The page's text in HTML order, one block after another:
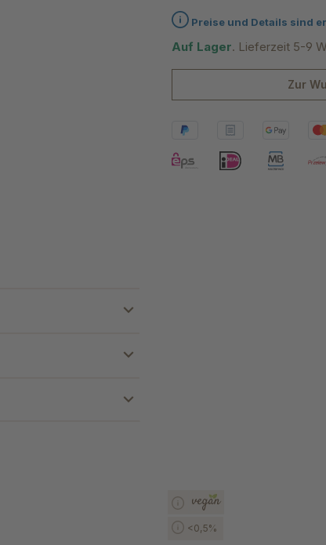
Durchschnittliche
Preise und Details sind
Auf Lager. Lieferzeit 5-9
Zur
<0,5%